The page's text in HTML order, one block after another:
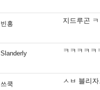
빈홍 지드루곤
Slanderly ㅋㅋㅋㅋㅋ
쓰쿡 ㅅㅂ 블리